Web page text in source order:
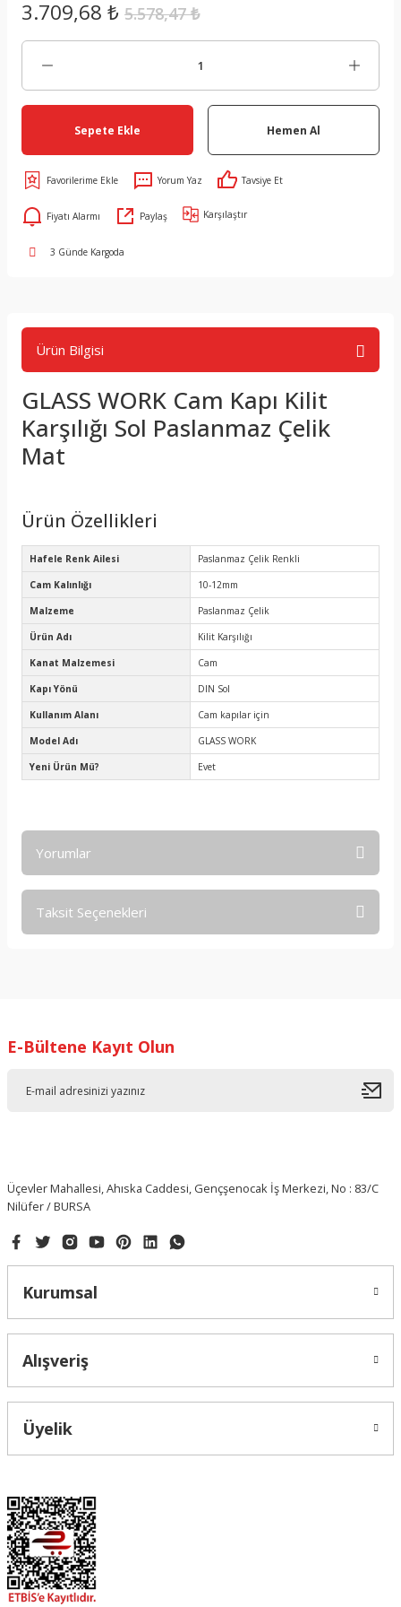
3.709,68 ₺ 5.578,47 ₺
Sepete Ekle Hemen Al
Yorum Yaz Tavsiye Et
Fiyatı Alarmı Paylaş Karşılaştır
3 Günde Kargoda
Ürün Bilgisi
GLASS WORK Cam Kapı Kilit
Karşılığı Sol Paslanmaz Çelik
Mat
Ürün Özellikleri
Hafele Renk Ailesi Paslanmaz Çelik Renkli
Cam Kalınlığı 10-12mm
Malzeme Paslanmaz Çelik
Ürün Adı Kilit Karşılığı
Kanat Malzemesi Cam
Kapı Yönü DIN Sol
Kullanım Alanı Cam kapılar için
Model Adı GLASS WORK
Yeni Ürün Mü? Evet
Yorumlar
Taksit Seçenekleri
E-Bültene Kayıt Olun
Üçevler Mahallesi, Ahıska Caddesi, Gençşenocak İş Merkezi, No : 83/C
Nilüfer / BURSA
Kurumsal
Alışveriş
Üyelik